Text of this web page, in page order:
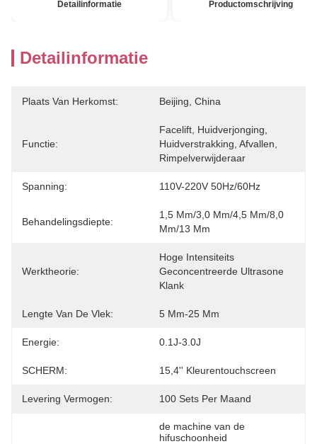
Detailinformatie Productomschrijving
Detailinformatie
Plaats Van Herkomst: Beijing, China
Functie:
Facelift, Huidverjonging,
Huidverstrakking, Afvallen,
Rimpelverwijderaar
Spanning: 110V-220V 50Hz/60Hz
Behandelingsdiepte:
1,5 Mm/3,0 Mm/4,5 Mm/8,0
Mm/13 Mm
Werktheorie:
Hoge Intensiteits
Geconcentreerde Ultrasone
Klank
Lengte Van De Vlek: 5 Mm-25 Mm
Energie: 0.1J-3.0J
SCHERM: 15,4'' Kleurentouchscreen
Levering Vermogen: 100 Sets Per Maand
de machine van de
hifuschoonheid